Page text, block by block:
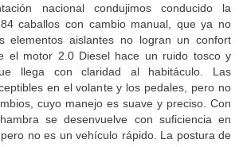
nacional condujimos conducido la
caballos con cambio manual, que ya no
elementos aislantes no logran un confort
el motor 2.0 Diesel hace un ruido tosco y
llega con claridad al habitáculo. Las
en el volante y los pedales, pero no
cuyo manejo es suave y preciso. Con
se desenvuelve con suficiencia en
no es un vehículo rápido. La postura de